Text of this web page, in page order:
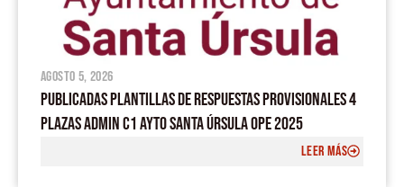
agosto 5, 2026
PUBLICADAS PLANTILLAS DE RESPUESTAS PROVISIONALES 4
PLAZAS ADMIN C1 AYTO SANTA ÚRSULA OPE 2025
LEER MÁS